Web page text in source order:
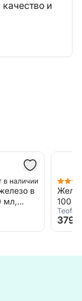
и
В наличии
Санол,
капсул,